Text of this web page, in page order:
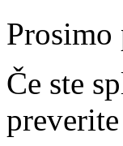
Prosimo
Če ste